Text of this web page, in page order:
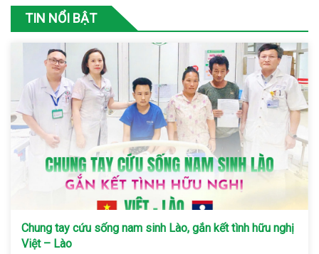
TIN NỔI BẬT
Chung tay cứu sống nam sinh Lào, gắn kết tình hữu nghị
Việt – Lào